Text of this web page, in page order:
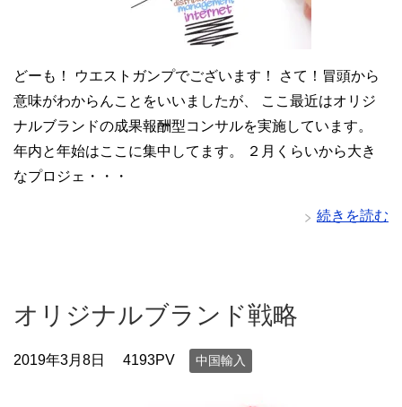
どーも！ ウエストガンプでございます！ さて！冒頭から
意味がわからんことをいいましたが、 ここ最近はオリジ
ナルブランドの成果報酬型コンサルを実施しています。
年内と年始はここに集中してます。 ２月くらいから大き
なプロジェ・・・
続きを読む
オリジナルブランド戦略
2019年3月8日 4193PV 中国輸入